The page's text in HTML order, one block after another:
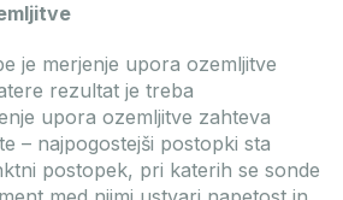
je merjenje upora ozemljitve
rezultat je treba
upora ozemljitve zahteva
– najpogostejši postopki sta
postopek, pri katerih se sonde